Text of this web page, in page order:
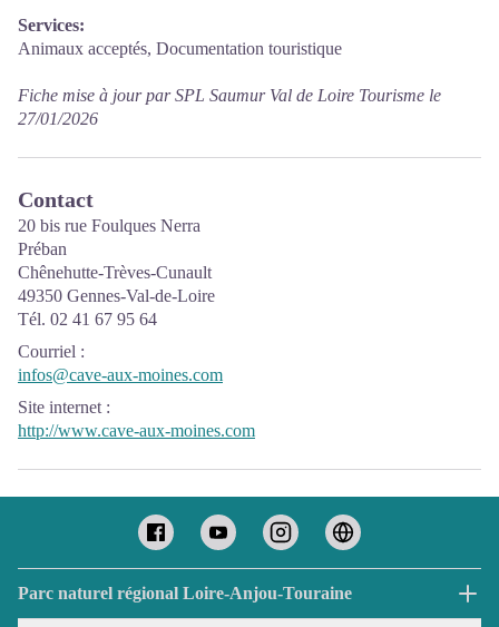
Services:
Animaux acceptés, Documentation touristique
Fiche mise à jour par SPL Saumur Val de Loire Tourisme le
27/01/2026
Contact
20 bis rue Foulques Nerra
Préban
Chênehutte-Trèves-Cunault
49350 Gennes-Val-de-Loire
Tél. 02 41 67 95 64
Courriel :
infos@cave-aux-moines.com
Site internet :
http://www.cave-aux-moines.com
Parc naturel régional Loire-Anjou-Touraine